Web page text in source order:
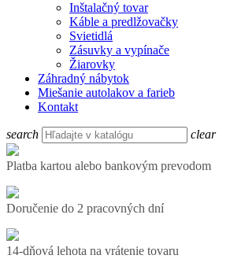
Inštalačný tovar
Káble a predlžovačky
Svietidlá
Zásuvky a vypínače
Žiarovky
Záhradný nábytok
Miešanie autolakov a farieb
Kontakt
search clear
Platba kartou alebo bankovým prevodom
Doručenie do 2 pracovných dní
14-dňová lehota na vrátenie tovaru